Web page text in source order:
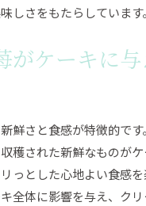
しさをもたらしています。
がケーキに
鮮さと食感が特徴的で
穫された新鮮なものが
っとした心地よい食感
全体に影響を与え、ク